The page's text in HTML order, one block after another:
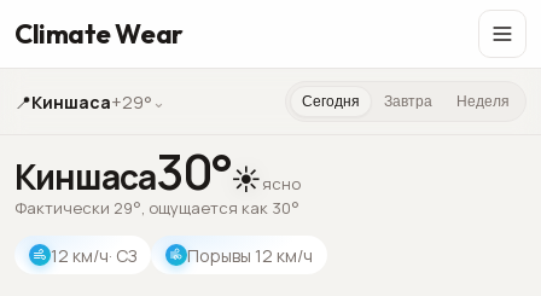
Climate Wear
📍Киншаса+29° ⌄ Сегодня Завтра Неделя
Киншаса30°☀️ясно
Фактически 29°, ощущается как 30°
12 км/ч· СЗ Порывы 12 км/ч